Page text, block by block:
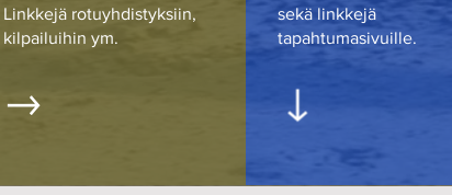
Linkkejä rotuyhdistyksiin,
kilpailuihin ym.
sekä linkkejä
tapahtumasivuille.